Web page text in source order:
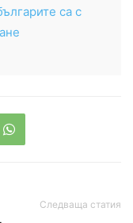
са с
Следваща статия